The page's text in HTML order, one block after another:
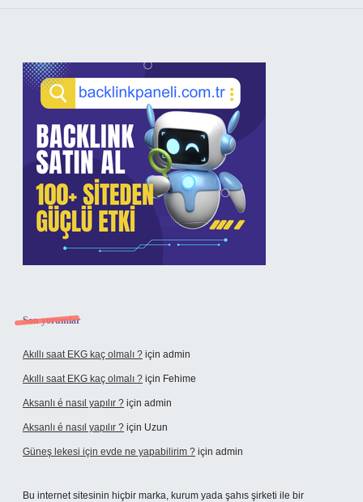
Sidebar
Son yorumlar
Akıllı saat EKG kaç olmalı ? için admin
Akıllı saat EKG kaç olmalı ? için Fehime
Aksanlı é nasıl yapılır ? için admin
Aksanlı é nasıl yapılır ? için Uzun
Güneş lekesi için evde ne yapabilirim ? için admin
Bu internet sitesinin hiçbir marka, kurum yada şahıs şirketi ile bir